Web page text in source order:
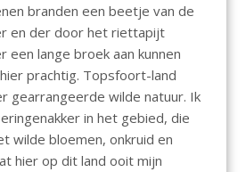
branden een beetje van de
en der door het riettapijt
een lange broek aan kunnen
prachtig. Topsfoort-land
gearrangeerde wilde natuur. Ik
in het gebied, die
wilde bloemen, onkruid en
hier op dit land ooit mijn